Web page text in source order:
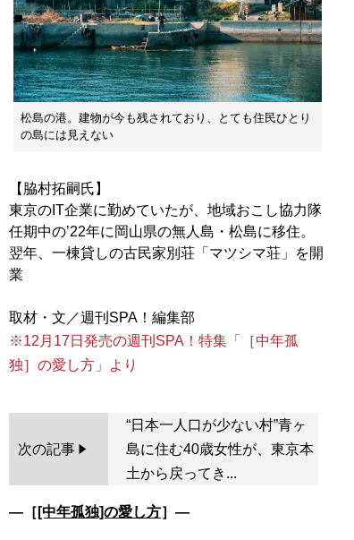
松島の港。建物が今も残されており、とても住民ひとり
の島には見えない
【脇村拓嗣氏】
東京のIT企業に勤めていたが、地域おこし協力隊
任期中の’22年に岡山県の無人島・松島に移住。
翌年、一棟貸しの古民家別荘「マツシマ荘」を開
業
※12月17日発売の週刊SPA！特集「［中年孤
独］の愛し方」より
次の記事
“日本一人口が少ない村”青ヶ
島に住む40歳女性が、東京本
土から戻ってき...
―［ [中年孤独]の愛し方］―